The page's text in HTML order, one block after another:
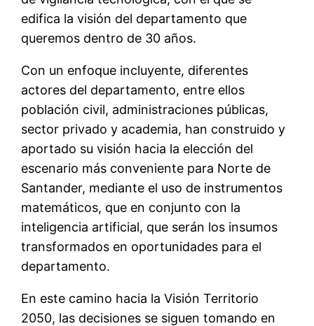
edifica la visión del departamento que
queremos dentro de 30 años.
Con un enfoque incluyente, diferentes
actores del departamento, entre ellos
población civil, administraciones públicas,
sector privado y academia, han construido y
aportado su visión hacia la elección del
escenario más conveniente para Norte de
Santander, mediante el uso de instrumentos
matemáticos, que en conjunto con la
inteligencia artificial, que serán los insumos
transformados en oportunidades para el
departamento.
En este camino hacia la Visión Territorio
2050, las decisiones se siguen tomando en